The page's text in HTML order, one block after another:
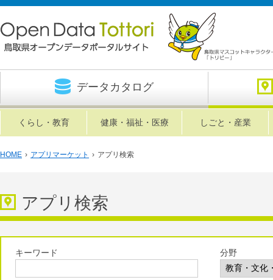
データカタログ
くらし・教育 健康・福祉・医療 しごと・産業
HOME › アプリマーケット › アプリ検索
アプリ検索
キーワード 分野